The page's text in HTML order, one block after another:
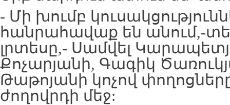
- Մի խումբ
հանրահավաք են անում,-
լրտեսը,- Սամվել
Քոչարյանի, Գագիկ
Թաթոյանի կոչով
ժողովրդի մեջ: